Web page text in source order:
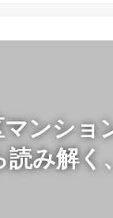
マンショ
読み解く